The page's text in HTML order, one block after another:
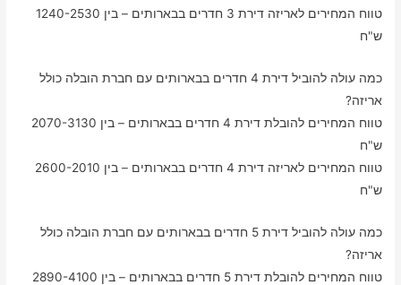
טווח המחירים לאריזה דירת 3 חדרים בבארותים – בין 1240-2530
ש"ח
כמה עולה להוביל דירת 4 חדרים בבארותים עם חברת הובלה כולל
אריזה?
טווח המחירים להובלת דירת 4 חדרים בבארותים – בין 2070-3130
ש"ח
טווח המחירים לאריזה דירת 4 חדרים בבארותים – בין 2600-2010
ש"ח
כמה עולה להוביל דירת 5 חדרים בבארותים עם חברת הובלה כולל
אריזה?
טווח המחירים להובלת דירת 5 חדרים בבארותים – בין 2890-4100